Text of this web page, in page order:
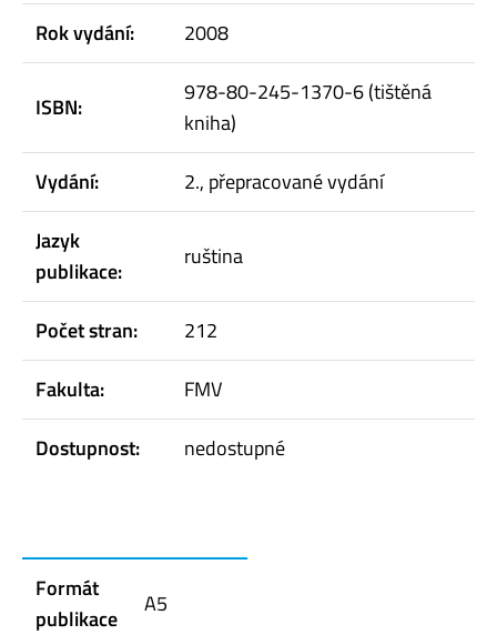
Rok vydání:
2008
ISBN:
978-80-245-1370-6 (tištěná
kniha)
Vydání:
2., přepracované vydání
Jazyk
publikace:
ruština
Počet stran:
212
Fakulta:
FMV
Dostupnost:
nedostupné
Formát
publikace
A5